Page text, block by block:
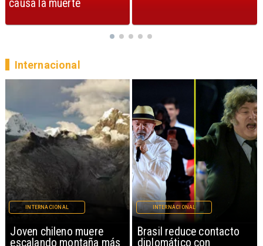
Brasil reduce contacto
diplomático con
INTERNACIONAL
China restringe
exportación de drones a
INTERNACIONAL
Internacional